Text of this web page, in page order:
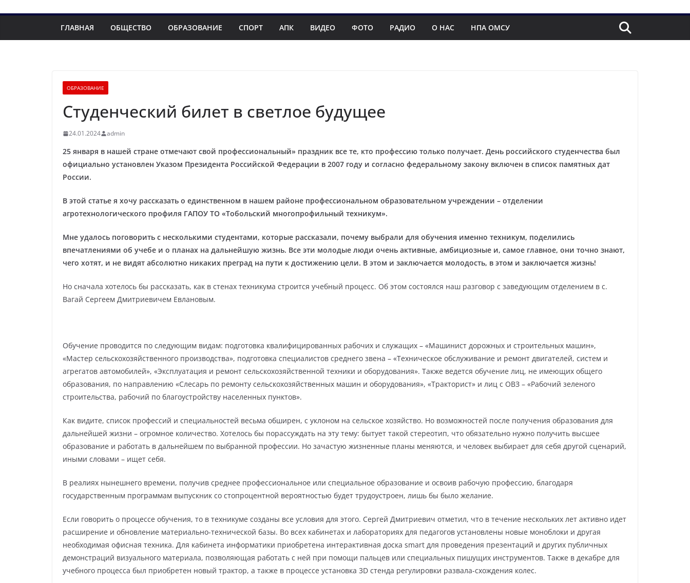
ГЛАВНАЯ ОБЩЕСТВО ОБРАЗОВАНИЕ СПОРТ АПК ВИДЕО ФОТО РАДИО О НАС НПА ОМСУ
ОБРАЗОВАНИЕ
Студенческий билет в светлое будущее
24.01.2024 admin
25 января в нашей стране отмечают свой профессиональный» праздник все те, кто профессию только получает. День российского студенчества был
официально установлен Указом Президента Российской Федерации в 2007 году и согласно федеральному закону включен в список памятных дат
России.
В этой статье я хочу рассказать о единственном в нашем районе профессиональном образовательном учреждении – отделении
агротехнологического профиля ГАПОУ ТО «Тобольский многопрофильный техникум».
Мне удалось поговорить с несколькими студентами, которые рассказали, почему выбрали для обучения именно техникум, поделились
впечатлениями об учебе и о планах на дальнейшую жизнь. Все эти молодые люди очень активные, амбициозные и, самое главное, они точно знают,
чего хотят, и не видят абсолютно никаких преград на пути к достижению цели. В этом и заключается молодость, в этом и заключается жизнь!
Но сначала хотелось бы рассказать, как в стенах техникума строится учебный процесс. Об этом состоялся наш разговор с заведующим отделением в с.
Вагай Сергеем Дмитриевичем Евлановым.
Обучение проводится по следующим видам: подготовка квалифицированных рабочих и служащих – «Машинист дорожных и строительных машин»,
«Мастер сельскохозяйственного производства», подготовка специалистов среднего звена – «Техническое обслуживание и ремонт двигателей, систем и
агрегатов автомобилей», «Эксплуатация и ремонт сельскохозяйственной техники и оборудования». Также ведется обучение лиц, не имеющих общего
образования, по направлению «Слесарь по ремонту сельскохозяйственных машин и оборудования», «Тракторист» и лиц с ОВЗ – «Рабочий зеленого
строительства, рабочий по благоустройству населенных пунктов».
Как видите, список профессий и специальностей весьма обширен, с уклоном на сельское хозяйство. Но возможностей после получения образования для
дальнейшей жизни – огромное количество. Хотелось бы порассуждать на эту тему: бытует такой стереотип, что обязательно нужно получить высшее
образование и работать в дальнейшем по выбранной профессии. Но зачастую жизненные планы меняются, и человек выбирает для себя другой сценарий,
иными словами – ищет себя.
В реалиях нынешнего времени, получив среднее профессиональное или специальное образование и освоив рабочую профессию, благодаря
государственным программам выпускник со стопроцентной вероятностью будет трудоустроен, лишь бы было желание.
Если говорить о процессе обучения, то в техникуме созданы все условия для этого. Сергей Дмитриевич отметил, что в течение нескольких лет активно идет
расширение и обновление материально-технической базы. Во всех кабинетах и лабораториях для педагогов установлены новые моноблоки и другая
необходимая офисная техника. Для кабинета информатики приобретена интерактивная доска smart для проведения презентаций и других публичных
демонстраций визуального материала, позволяющая работать с ней при помощи пальцев или специальных пишущих инструментов. Также в декабре для
учебного процесса был приобретен новый трактор, а также в процессе установка 3D стенда регулировки развала-схождения колес.